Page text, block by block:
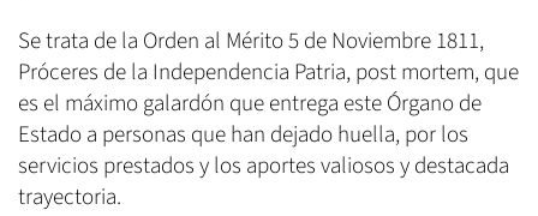
Se trata de la Orden al Mérito 5 de Noviembre 1811,
Próceres de la Independencia Patria, post mortem, que
es el máximo galardón que entrega este Órgano de
Estado a personas que han dejado huella, por los
servicios prestados y los aportes valiosos y destacada
trayectoria.